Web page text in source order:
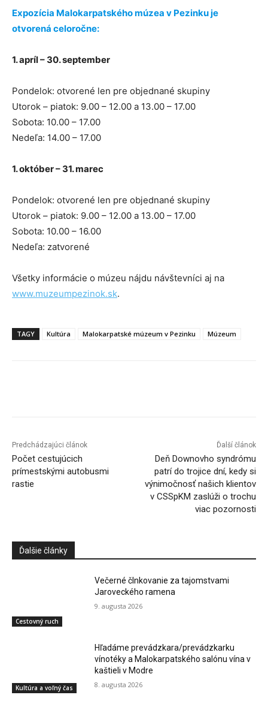
Expozícia Malokarpatského múzea v Pezinku je
otvorená celoročne:
1. apríl – 30. september
Pondelok: otvorené len pre objednané skupiny
Utorok – piatok: 9.00 – 12.00 a 13.00 – 17.00
Sobota: 10.00 – 17.00
Nedeľa: 14.00 – 17.00
1. október – 31. marec
Pondelok: otvorené len pre objednané skupiny
Utorok – piatok: 9.00 – 12.00 a 13.00 – 17.00
Sobota: 10.00 – 16.00
Nedeľa: zatvorené
Všetky informácie o múzeu nájdu návštevníci aj na
www.muzeumpezinok.sk.
TAGY Kultúra Malokarpatské múzeum v Pezinku Múzeum
Predchádzajúci článok
Počet cestujúcich
prímestskými autobusmi
rastie
Ďalší článok
Deň Downovho syndrómu
patrí do trojice dní, kedy si
výnimočnosť našich klientov
v CSSpKM zaslúži o trochu
viac pozornosti
Ďalšie články
Cestovný ruch
Večerné člnkovanie za tajomstvami
Jaroveckého ramena
9. augusta 2026
Kultúra a voľný čas
Hľadáme prevádzkara/prevádzkarku
vínotéky a Malokarpatského salónu vína v
kaštieli v Modre
8. augusta 2026